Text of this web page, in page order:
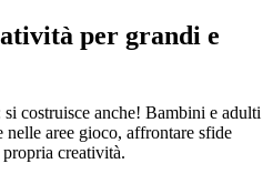
per grandi e
costruisce anche! Bambini e adulti
nelle aree gioco, affrontare sfide
creatività.